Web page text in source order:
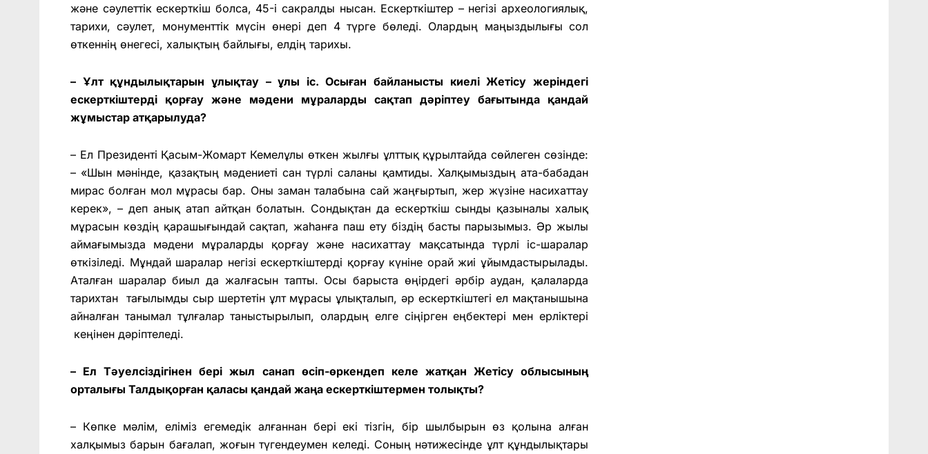
және сәулеттік ескерткіш болса, 45-і сакралды нысан. Ескерткіштер – негізі археологиялық,
тарихи, сәулет, монументтік мүсін өнері деп 4 түрге бөледі. Олардың маңыздылығы сол
өткеннің өнегесі, халықтың байлығы, елдің тарихы.
– Ұлт құндылықтарын ұлықтау – ұлы іс. Осыған байланысты киелі Жетісу жеріндегі
ескерткіштерді қорғау және мәдени мұраларды сақтап дәріптеу бағытында қандай
жұмыстар атқарылуда?
– Ел Президенті Қасым-Жомарт Кемелұлы өткен жылғы ұлттық құрылтайда сөйлеген сөзінде:
– «Шын мәнінде, қазақтың мәдениеті сан түрлі саланы қамтиды. Халқымыздың ата-бабадан
мирас болған мол мұрасы бар. Оны заман талабына сай жаңғыртып, жер жүзіне насихаттау
керек», – деп анық атап айтқан болатын. Сондықтан да ескерткіш сынды қазыналы халық
мұрасын көздің қарашығындай сақтап, жаһанға паш ету біздің басты парызымыз. Әр жылы
аймағымызда мәдени мұраларды қорғау және насихаттау мақсатында түрлі іс-шаралар
өткізіледі. Мұндай шаралар негізі ескерткіштерді қорғау күніне орай жиі ұйымдастырылады.
Аталған шаралар биыл да жалғасын тапты. Осы барыста өңірдегі әрбір аудан, қалаларда
тарихтан тағылымды сыр шертетін ұлт мұрасы ұлықталып, әр ескерткіштегі ел мақтанышына
айналған танымал тұлғалар таныстырылып, олардың елге сіңірген еңбектері мен ерліктері
кеңінен дәріптеледі.
– Ел Тәуелсіздігінен бері жыл санап өсіп-өркендеп келе жатқан Жетісу облысының
орталығы Талдықорған қаласы қандай жаңа ескерткіштермен толықты?
– Көпке мәлім, еліміз егемедік алғаннан бері екі тізгін, бір шылбырын өз қолына алған
халқымыз барын бағалап, жоғын түгендеумен келеді. Соның нәтижесінде ұлт құндылықтары